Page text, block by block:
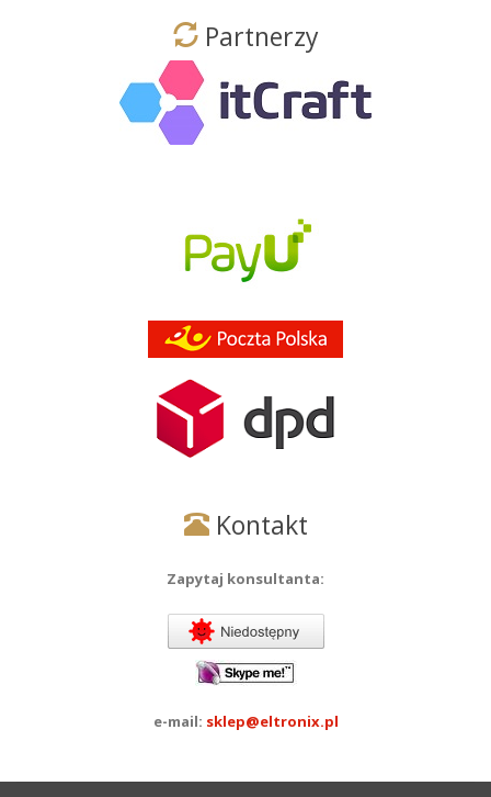
Partnerzy
Kontakt
Zapytaj konsultanta:
e-mail: sklep@eltronix.pl